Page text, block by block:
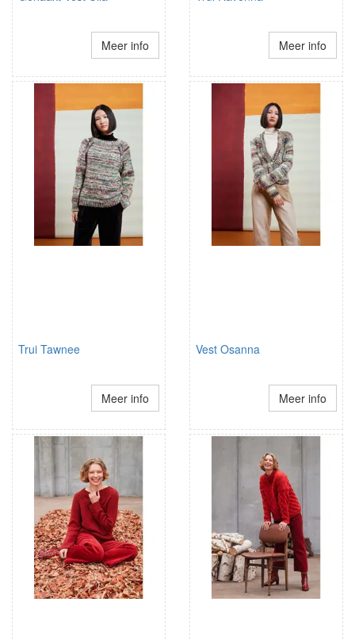
Meer info Meer info
Trui Tawnee
Meer info
Vest Osanna
Meer info